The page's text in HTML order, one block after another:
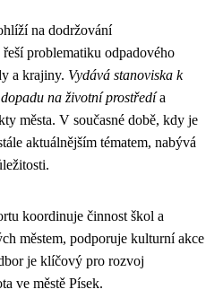
na dodržování
problematiku odpadového
a krajiny. Vydává stanoviska k
na životní prostředía
města. V současné době, kdy je
aktuálnějším tématem, nabývá
koordinuje činnost škol a
městem, podporuje kulturní akce
je klíčový pro rozvoj
ve městě Písek.